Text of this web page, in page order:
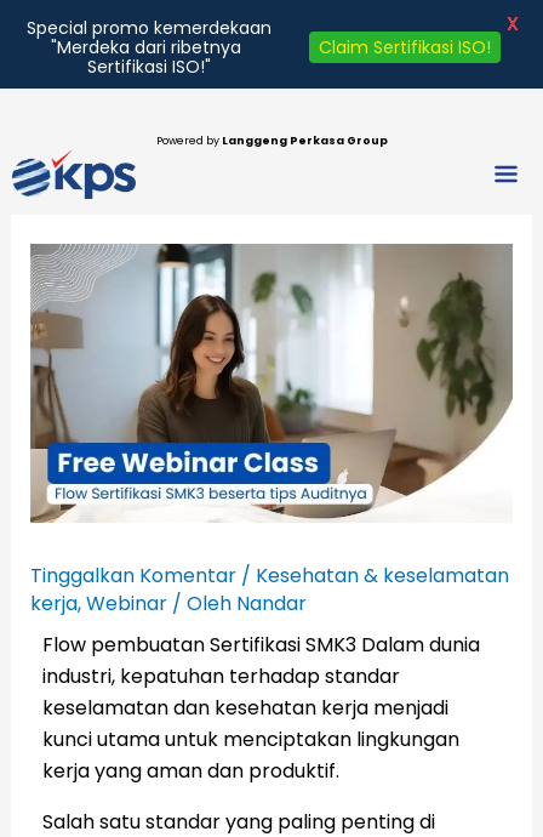
konten
Powered by Langgeng Perkasa Group
Tinggalkan Komentar / Kesehatan & keselamatan
kerja,Webinar/ Oleh Nandar
Flow pembuatan Sertifikasi SMK3 Dalam dunia
industri, kepatuhan terhadap standar
keselamatan dan kesehatan kerja menjadi
kunci utama untuk menciptakan lingkungan
kerja yang aman dan produktif.
Salah satu standar yang paling penting di
Special promo kemerdekaan
"Merdeka dari ribetnya
Sertifikasi ISO!"
Claim Sertifikasi ISO!
X